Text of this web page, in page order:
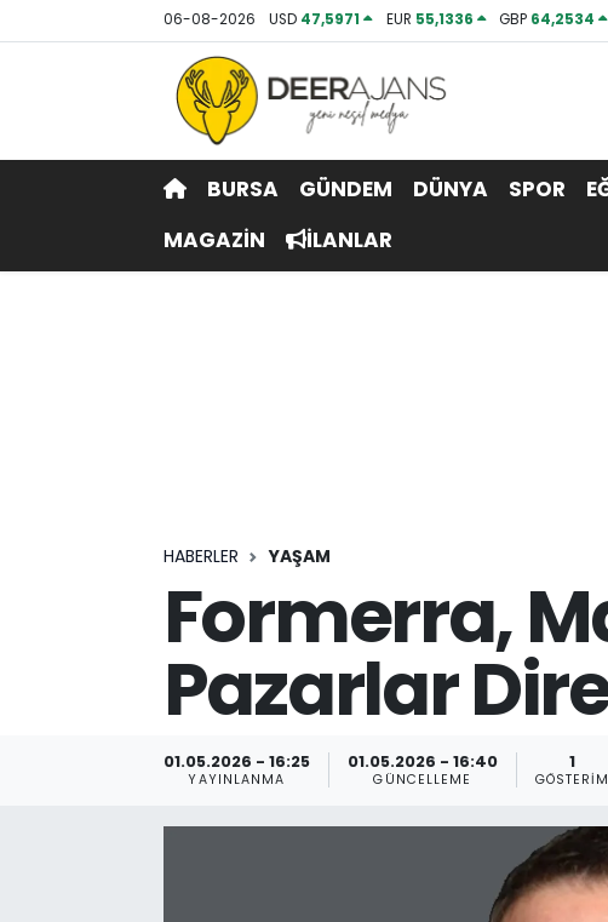
06-08-2026 USD 47,5971 EUR 55,1336 GBP 64,2534
BURSA GÜNDEM DÜNYA SPOR
MAGAZİN
İLANLAR
HABERLER YAŞAM
Formerra,
Pazarlar
01.05.2026 - 16:25
YAYINLANMA
01.05.2026 - 16:40
GÜNCELLEME
1
GÖSTERIM
Hava Durumu
Trafik Durumu
Tüm Manşetler